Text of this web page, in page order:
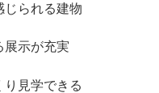
じられる建物
展示が充実
見学できる